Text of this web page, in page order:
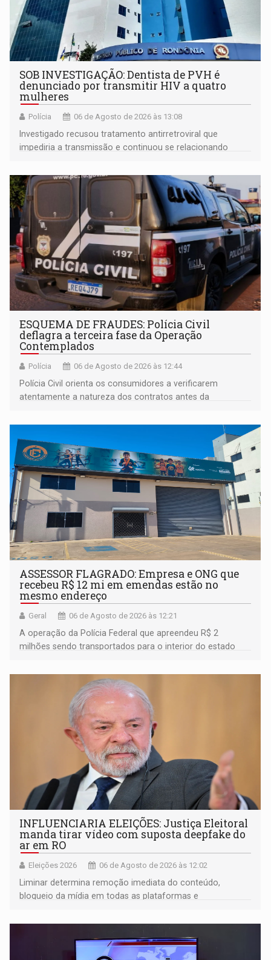
SOB INVESTIGAÇÃO: Dentista de PVH é
denunciado por transmitir HIV a quatro
mulheres
Polícia 06 de Agosto de 2026 às 13:08
Investigado recusou tratamento antirretroviral que
impediria a transmissão e continuou se relacionando
ESQUEMA DE FRAUDES: Polícia Civil
deflagra a terceira fase da Operação
Contemplados
Polícia 06 de Agosto de 2026 às 12:44
Polícia Civil orienta os consumidores a verificarem
atentamente a natureza dos contratos antes da
ASSESSOR FLAGRADO: Empresa e ONG que
recebeu R$ 12 mi em emendas estão no
mesmo endereço
Geral 06 de Agosto de 2026 às 12:21
A operação da Polícia Federal que apreendeu R$ 2
milhões sendo transportados para o interior do estado
ligação do suspeito com um deputado federal do União
Brasil por Rondônia
INFLUENCIARIA ELEIÇÕES: Justiça Eleitoral
manda tirar vídeo com suposta deepfake do
ar em RO
Eleições 2026 06 de Agosto de 2026 às 12:02
Liminar determina remoção imediata do conteúdo,
bloqueio da mídia em todas as plataformas e